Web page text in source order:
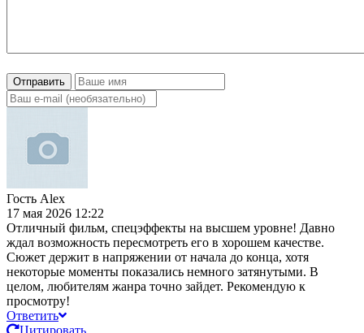
Отправить
Гость Alex
17 мая 2026 12:22
Отличный фильм, спецэффекты на высшем уровне! Давно
ждал возможность пересмотреть его в хорошем качестве.
Сюжет держит в напряжении от начала до конца, хотя
некоторые моменты показались немного затянутыми. В
целом, любителям жанра точно зайдет. Рекомендую к
просмотру!
Ответить
Цитировать